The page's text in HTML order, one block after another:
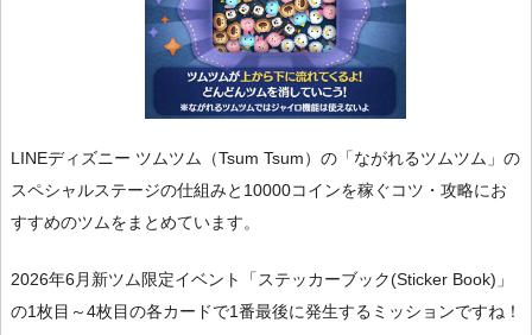
LINEディズニー ツムツム（Tsum Tsum）の「ながれるツムツム」の
スペシャルステージの仕組みと10000コインを稼ぐコツ・攻略にお
すすめのツムをまとめています。
2026年6月新ツム限定イベント「ステッカーブック(Sticker Book)」
の1枚目～4枚目の各カードで1番最後に発生するミッションですね！